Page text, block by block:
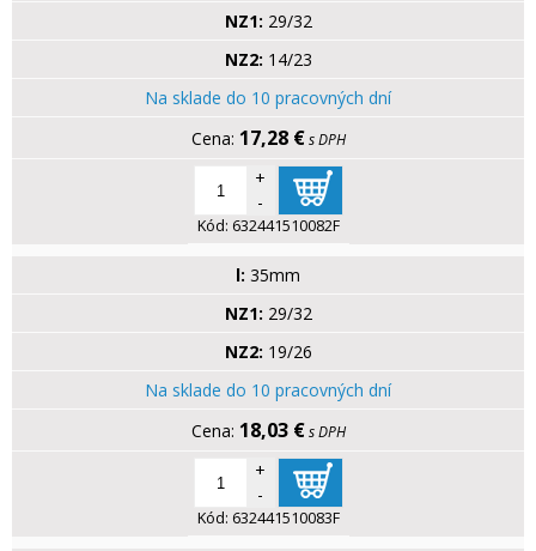
NZ1: 29/32
NZ2: 14/23
Na sklade do 10 pracovných dní
17,28 € s DPH
+
-
Kód: 632441510082F
l: 35mm
NZ1: 29/32
NZ2: 19/26
Na sklade do 10 pracovných dní
18,03 € s DPH
+
-
Kód: 632441510083F